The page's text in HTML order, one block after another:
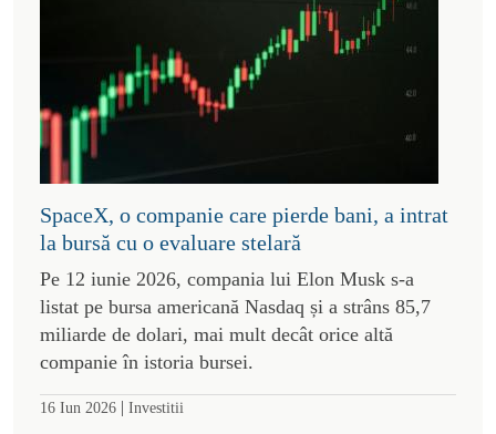
SpaceX, o companie care pierde bani, a intrat
la bursă cu o evaluare stelară
Pe 12 iunie 2026, compania lui Elon Musk s-a
listat pe bursa americană Nasdaq și a strâns 85,7
miliarde de dolari, mai mult decât orice altă
companie în istoria bursei.
16 Iun 2026 | Investitii